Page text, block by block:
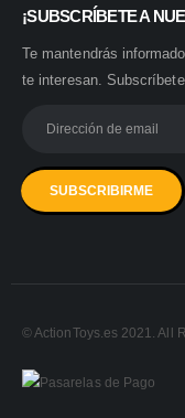
¡SUBSCRÍBETE A
Te mantendrás
te interesan.
© ActionToys.es 2021. All